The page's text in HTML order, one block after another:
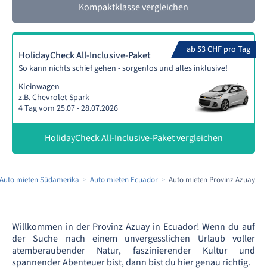
Kompaktklasse vergleichen
ab 53 CHF pro Tag
HolidayCheck All-Inclusive-Paket
So kann nichts schief gehen - sorgenlos und alles inklusive!
Kleinwagen
z.B. Chevrolet Spark
4 Tag vom 25.07 - 28.07.2026
HolidayCheck All-Inclusive-Paket vergleichen
Auto mieten Südamerika Auto mieten Ecuador Auto mieten Provinz Azuay
Willkommen in der Provinz Azuay in Ecuador! Wenn du auf
der Suche nach einem unvergesslichen Urlaub voller
atemberaubender Natur, faszinierender Kultur und
spannender Abenteuer bist, dann bist du hier genau richtig.